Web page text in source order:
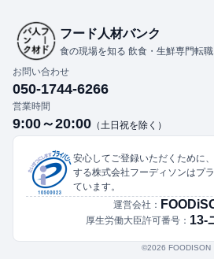
フード人材バンク
食の現場を知る 飲食・生鮮専門転
お問い合わせ
050-1744-6266
営業時間
9:00～20:00 （土日祝を除く）
安心してご登録いただくために
する株式会社フーディソンはプ
ています。
運営会社：
厚生労働大臣許可番号： 13-
©︎2026 FOODISON